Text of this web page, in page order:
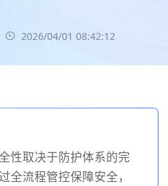
2026/04/01 08:42:12
性取决于防护体系的完
全流程管控保障安全，